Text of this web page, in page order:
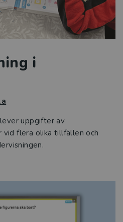
i
uppgifter av
vid flera olika tillfällen och